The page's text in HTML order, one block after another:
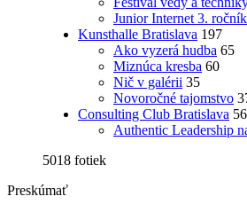
Junior Internet 3. ročník
Kunsthalle Bratislava 197
Ako vyzerá hudba 65
Miznúca kresba 60
Nič v galérii 35
Novoročné tajomstvo
Consulting Club Bratislava 56
Authentic Leadership
5018 fotiek
Preskúmať